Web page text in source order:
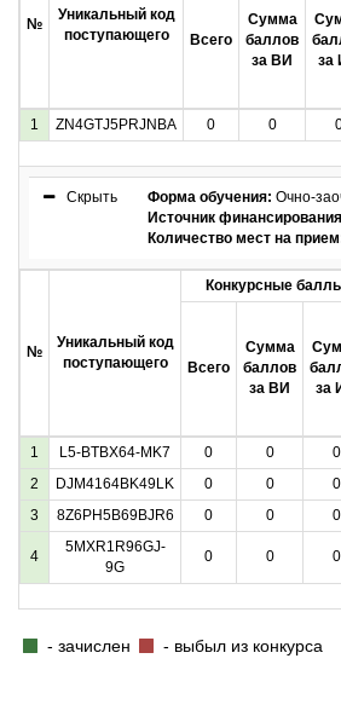
№
Уникальный код
поступающего
Всего
Сумма
баллов
за ВИ
за
1 ZN4GTJ5PRJNBA 0 0
Скрыть Форма обучения: Очно-
Источник
Количество мест на
№
Уникальный код
поступающего
Конкурсные
Всего
Сумма
баллов
за ВИ
за
1 L5-BTBX64-MK7 0 0
0
2
DJM4164BK49LK 0 0
0
3
8Z6PH5B69BJR6 0 0 0
4
5MXR1R96GJ-
9G
0 0 0
- зачислен - выбыл из конкурса